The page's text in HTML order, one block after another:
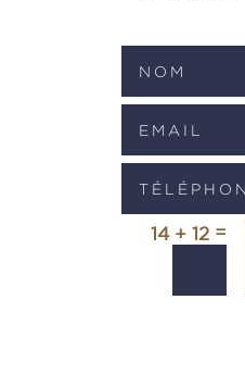
14 + 12 =